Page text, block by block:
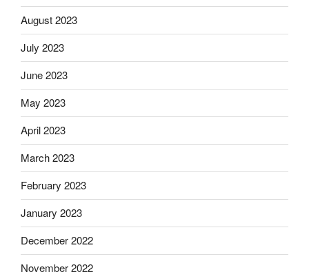
August 2023
July 2023
June 2023
May 2023
April 2023
March 2023
February 2023
January 2023
December 2022
November 2022